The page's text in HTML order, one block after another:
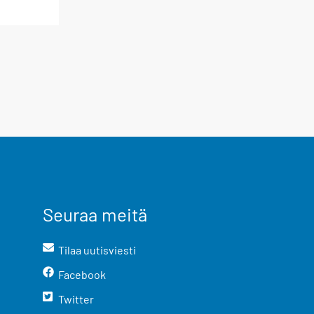
Seuraa meitä
Tilaa uutisviesti
Facebook
Twitter